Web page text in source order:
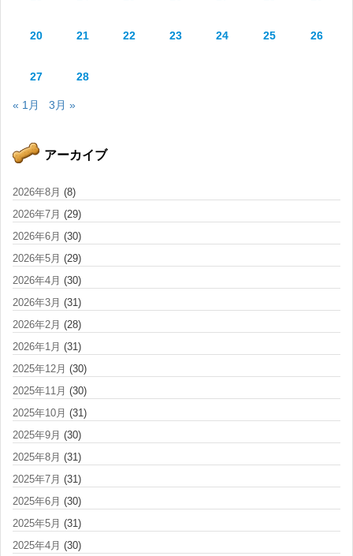
20 21 22 23 24 25 26
27 28
« 1月 3月 »
アーカイブ
2026年8月 (8)
2026年7月 (29)
2026年6月 (30)
2026年5月 (29)
2026年4月 (30)
2026年3月 (31)
2026年2月 (28)
2026年1月 (31)
2025年12月 (30)
2025年11月 (30)
2025年10月 (31)
2025年9月 (30)
2025年8月 (31)
2025年7月 (31)
2025年6月 (30)
2025年5月 (31)
2025年4月 (30)